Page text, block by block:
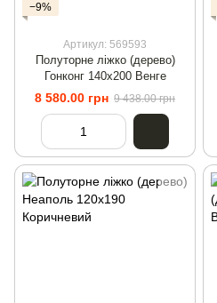
−9%
Артикул: 569593
Полуторне ліжко (дерево)
Гонконг 140х200 Венге
8 580.00 грн 9 438.00 грн